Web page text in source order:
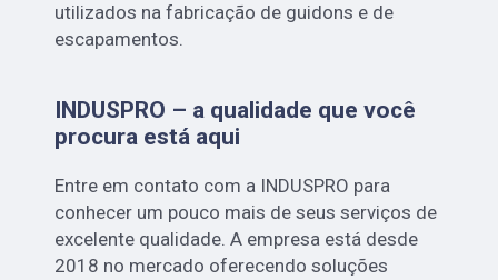
utilizados na fabricação de guidons e de
escapamentos.
INDUSPRO – a qualidade que você
procura está aqui
Entre em contato com a INDUSPRO para
conhecer um pouco mais de seus serviços de
excelente qualidade. A empresa está desde
2018 no mercado oferecendo soluções